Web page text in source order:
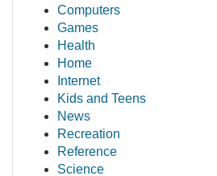
Computers
Games
Health
Home
Internet
Kids and Teens
News
Recreation
Reference
Science